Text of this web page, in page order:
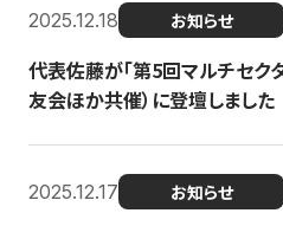
2025.12.18 お知らせ
代表佐藤が「第5回マルチセク
友会ほか共催）に登壇しました
2025.12.17 お知らせ